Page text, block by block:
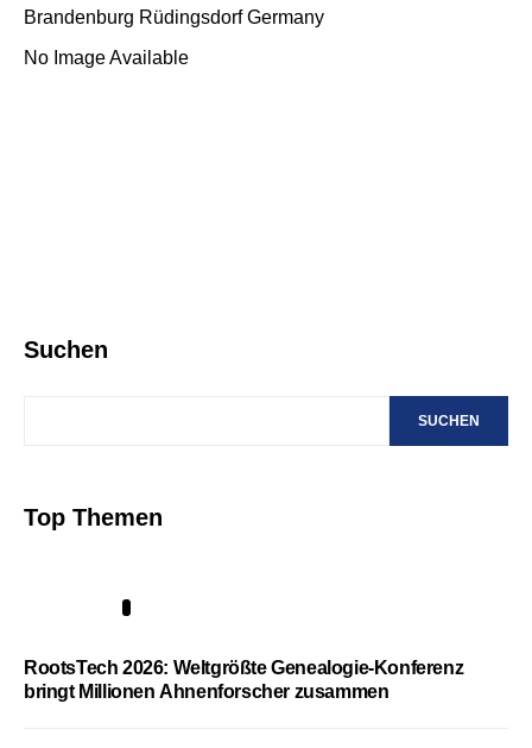
Brandenburg Rüdingsdorf Germany
No Image Available
Suchen
SUCHEN
Top Themen
RootsTech 2026: Weltgrößte Genealogie-Konferenz
bringt Millionen Ahnenforscher zusammen